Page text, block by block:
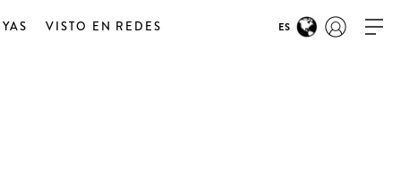
VISTO EN REDES ES